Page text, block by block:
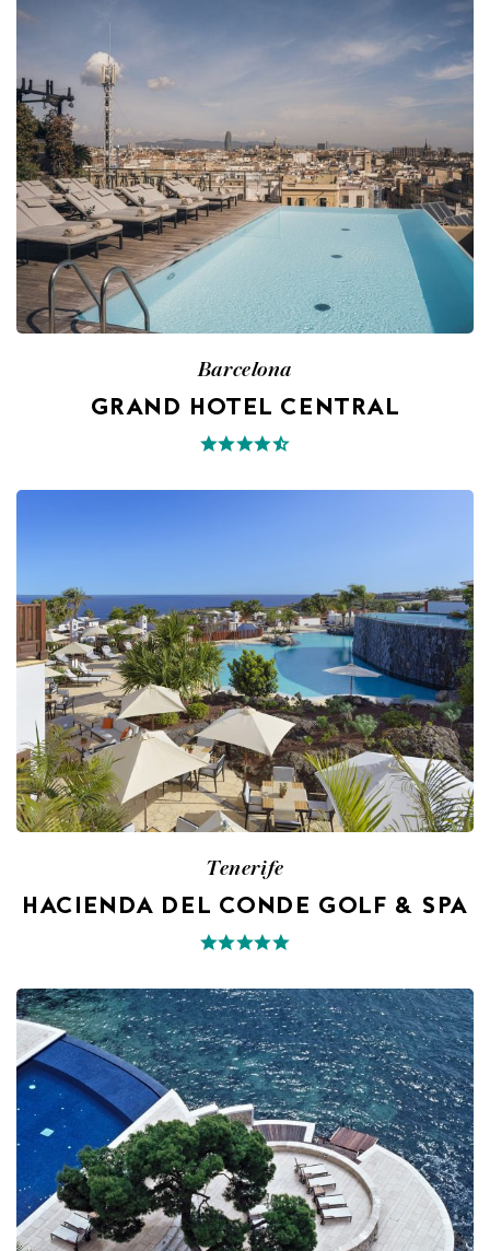
Barcelona
GRAND HOTEL CENTRAL
Tenerife
HACIENDA DEL CONDE GOLF & SPA